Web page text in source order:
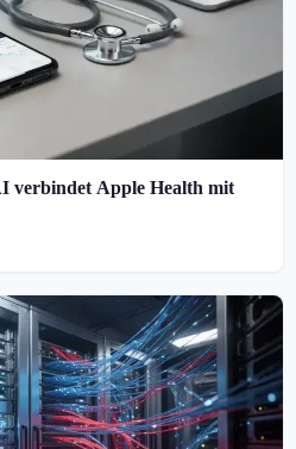
verbindet Apple Health mit